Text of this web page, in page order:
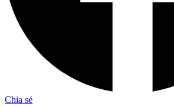
Chia sẻ